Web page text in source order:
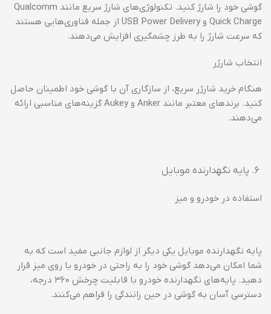
گوشی خود را شارژ کنید. تکنولوژی‌های شارژ سریع مانند Qualcomm
Quick Charge و USB Power Delivery از جمله فناوری‌هایی هستند
که سرعت شارژ را به طرز چشمگیری افزایش می‌دهند.
انتخاب شارژر
هنگام خرید شارژر سریع، از سازگاری آن با گوشی خود اطمینان حاصل
کنید. برندهای معتبر مانند Anker و Aukey گزینه‌های مناسبی ارائه
می‌دهند.
پایه نگهدارنده موبایل
استفاده در خودرو و میز
پایه نگهدارنده موبایل یکی دیگر از لوازم جانبی مفید است که به
شما امکان می‌دهد گوشی خود را به راحتی در خودرو یا روی میز قرار
دهید. پایه‌های نگهدارنده خودرو با قابلیت چرخش ۳۶۰ درجه،
دسترسی آسان به گوشی در حین رانندگی را فراهم می‌کنند.